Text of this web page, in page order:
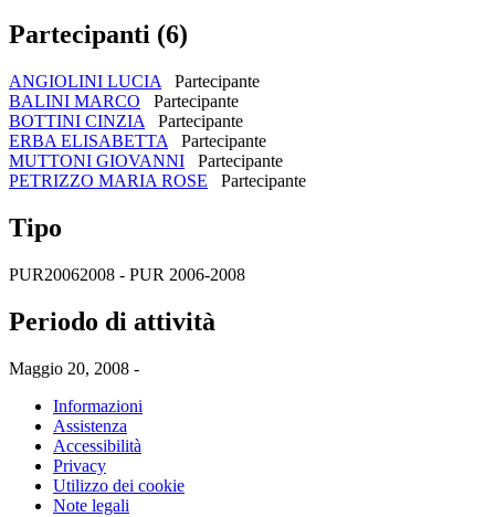
Partecipanti (6)
ANGIOLINI LUCIA
Partecipante
BALINI MARCO
Partecipante
BOTTINI CINZIA
Partecipante
ERBA ELISABETTA
Partecipante
MUTTONI GIOVANNI
Partecipante
PETRIZZO MARIA ROSE
Partecipante
Tipo
PUR20062008 - PUR 2006-2008
Periodo di attività
Maggio 20, 2008 -
Informazioni
Assistenza
Accessibilità
Privacy
Utilizzo dei cookie
Note legali